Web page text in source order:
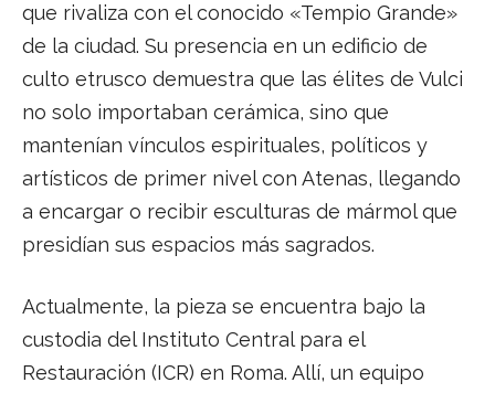
que rivaliza con el conocido «Tempio Grande»
de la ciudad. Su presencia en un edificio de
culto etrusco demuestra que las élites de Vulci
no solo importaban cerámica, sino que
mantenían vínculos espirituales, políticos y
artísticos de primer nivel con Atenas, llegando
a encargar o recibir esculturas de mármol que
presidían sus espacios más sagrados.
Actualmente, la pieza se encuentra bajo la
custodia del Instituto Central para el
Restauración (ICR) en Roma. Allí, un equipo